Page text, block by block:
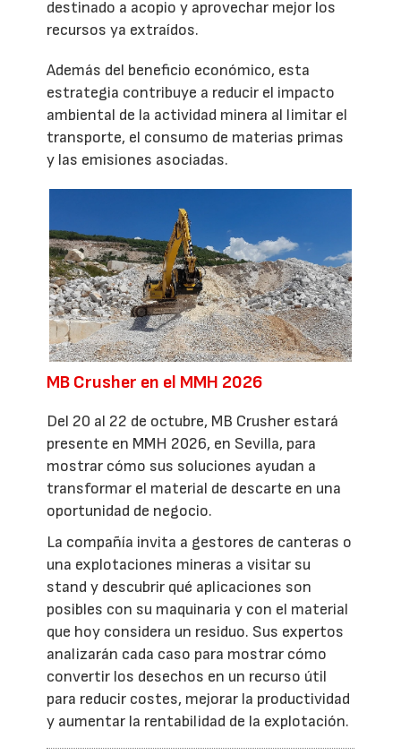
destinado a acopio y aprovechar mejor los
recursos ya extraídos.
Además del beneficio económico, esta
estrategia contribuye a reducir el impacto
ambiental de la actividad minera al limitar el
transporte, el consumo de materias primas
y las emisiones asociadas.
MB Crusher en el MMH 2026
Del 20 al 22 de octubre, MB Crusher estará
presente en MMH 2026, en Sevilla, para
mostrar cómo sus soluciones ayudan a
transformar el material de descarte en una
oportunidad de negocio.
La compañía invita a gestores de canteras o
una explotaciones mineras a visitar su
stand y descubrir qué aplicaciones son
posibles con su maquinaria y con el material
que hoy considera un residuo. Sus expertos
analizarán cada caso para mostrar cómo
convertir los desechos en un recurso útil
para reducir costes, mejorar la productividad
y aumentar la rentabilidad de la explotación.